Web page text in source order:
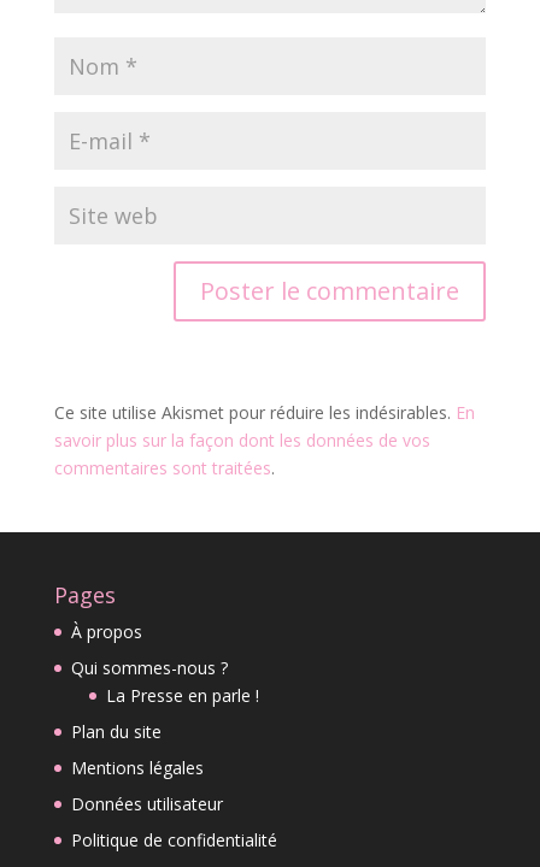
Ce site utilise Akismet pour réduire les indésirables. En
savoir plus sur la façon dont les données de vos
commentaires sont traitées.
Pages
À propos
Qui sommes-nous ?
La Presse en parle !
Plan du site
Mentions légales
Données utilisateur
Politique de confidentialité